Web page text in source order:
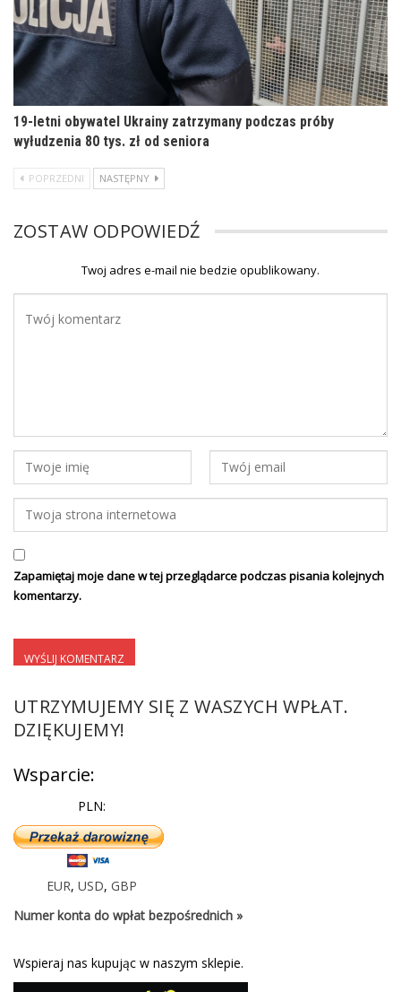
19-letni obywatel Ukrainy zatrzymany podczas próby
wyłudzenia 80 tys. zł od seniora
POPRZEDNI NASTĘPNY
ZOSTAW ODPOWIEDŹ
Twoj adres e-mail nie bedzie opublikowany.
Zapamiętaj moje dane w tej przeglądarce podczas pisania kolejnych
komentarzy.
UTRZYMUJEMY SIĘ Z WASZYCH WPŁAT.
DZIĘKUJEMY!
Wsparcie:
PLN:
EUR, USD, GBP
Numer konta do wpłat bezpośrednich »
Wspieraj nas kupując w naszym sklepie.